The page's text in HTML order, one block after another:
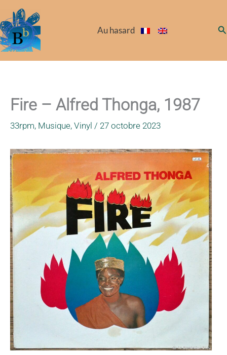
au
contenu
Au hasard
Fire – Alfred Thonga, 1987
33rpm, Musique, Vinyl / 27 octobre 2023